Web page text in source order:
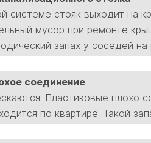
системе стояк выходит на
мусор при ремонте
запах у соседей на
соединение
Пластиковые плохо
по квартире. Такой